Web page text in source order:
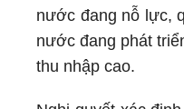
nước đang nỗ lực,
nước đang phát
thu nhập cao.